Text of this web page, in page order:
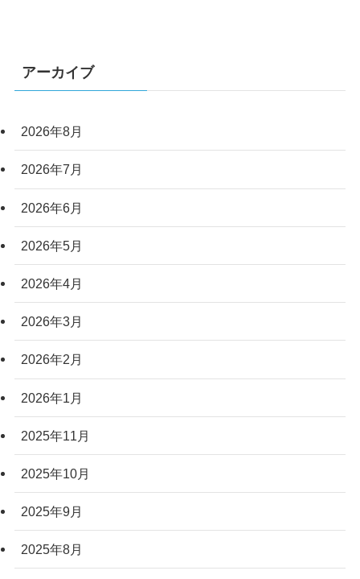
アーカイブ
2026年8月
2026年7月
2026年6月
2026年5月
2026年4月
2026年3月
2026年2月
2026年1月
2025年11月
2025年10月
2025年9月
2025年8月